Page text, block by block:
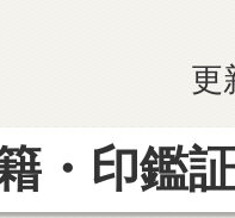
更
・印鑑